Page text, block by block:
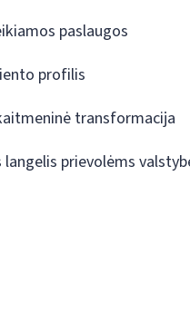
paslaugos
profilis
transformacija
langelis prievolėms